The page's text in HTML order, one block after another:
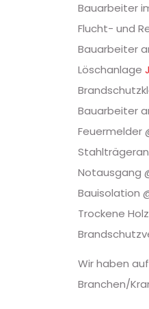
Bauarbeiter
Flucht- und
Bauarbeiter
Löschanlage
Bauarbeiter
Feuermelder
Notausgang
Bauisolation
Trockene
Wir haben
Branchen/